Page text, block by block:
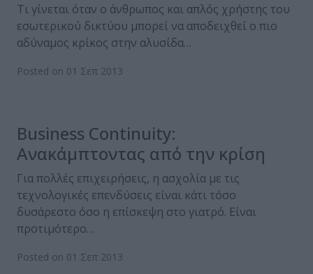
Τι γίνεται όταν ο άνθρωπος και απλός χρήστης του
εσωτερικού δικτύου μπορεί να αποδειχθεί ο πιο
αδύναμος κρίκος στην αλυσίδα…
Posted on 01 Σεπ 2013
Business Continuity:
Ανακάμπτοντας από την κρίση
Για πολλές επιχειρήσεις, η ασχολία με τις
τεχνολογικές επενδύσεις είναι κάτι τόσο
δυσάρεστο όσο η επίσκεψη στο γιατρό. Είναι
προτιμότερο…
Posted on 01 Σεπ 2013